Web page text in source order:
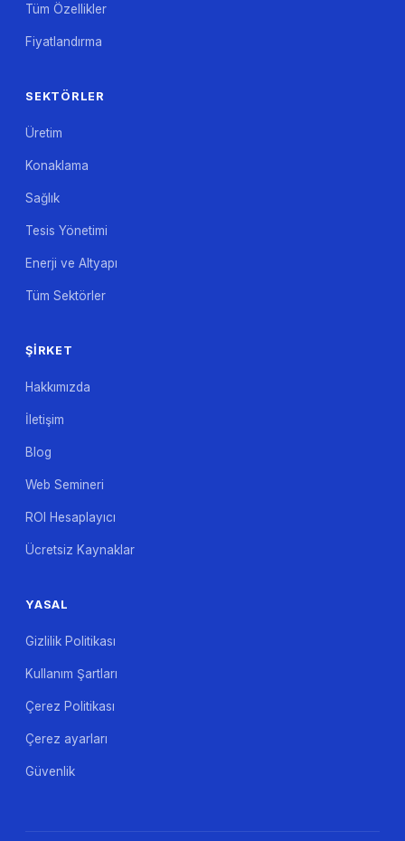
Tüm Özellikler
Fiyatlandırma
SEKTÖRLER
Üretim
Konaklama
Sağlık
Tesis Yönetimi
Enerji ve Altyapı
Tüm Sektörler
ŞIRKET
Hakkımızda
İletişim
Blog
Web Semineri
ROI Hesaplayıcı
Ücretsiz Kaynaklar
YASAL
Gizlilik Politikası
Kullanım Şartları
Çerez Politikası
Çerez ayarları
Güvenlik